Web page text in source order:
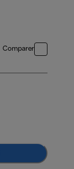
Comparer